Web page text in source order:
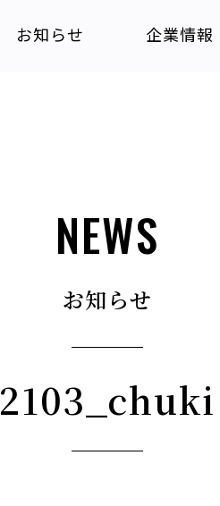
お知らせ 企業情報
NEWS
お知らせ
2103_chuki